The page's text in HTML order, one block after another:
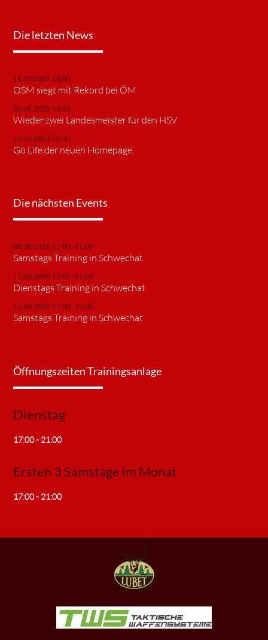
Die letzten News
14.09.2025 18:00
OSM siegt mit Rekord bei ÖM
23.06.2025 19:30
Wieder zwei Landesmeister für den HSV
15.10.2024 13:00
Go Life der neuen Homepage
Die nächsten Events
08.08.2026 17:00–21:00
Samstags Training in Schwechat
11.08.2026 17:00–21:00
Dienstags Training in Schwechat
15.08.2026 17:00–21:00
Samstags Training in Schwechat
Öffnungszeiten Trainingsanlage
Dienstag
17:00 - 21:00
Ersten 3 Samstage im Monat
17:00 - 21:00